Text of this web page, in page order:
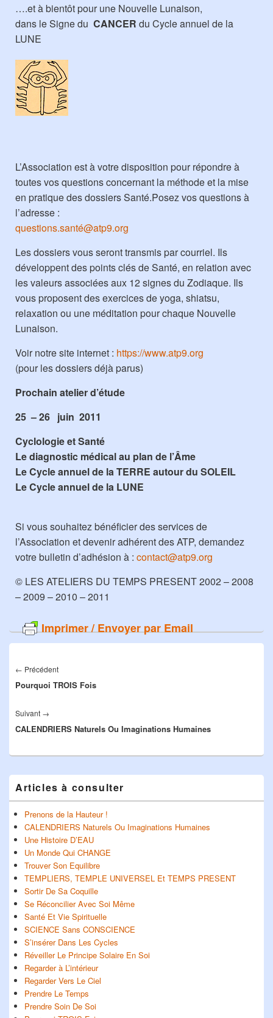
….et à bientôt pour une Nouvelle Lunaison,
dans le Signe du CANCER du Cycle annuel de la
LUNE
L’Association est à votre disposition pour répondre à
toutes vos questions concernant la méthode et la mise
en pratique des dossiers Santé.Posez vos questions à
l’adresse :
questions.santé@atp9.org
Les dossiers vous seront transmis par courriel. Ils
développent des points clés de Santé, en relation avec
les valeurs associées aux 12 signes du Zodiaque. Ils
vous proposent des exercices de yoga, shiatsu,
relaxation ou une méditation pour chaque Nouvelle
Lunaison.
Voir notre site internet : https://www.atp9.org
(pour les dossiers déjà parus)
Prochain atelier d’étude
25 – 26 juin 2011
Cyclologie et Santé
Le diagnostic médical au plan de l’Âme
Le Cycle annuel de la TERRE autour du SOLEIL
Le Cycle annuel de la LUNE
Si vous souhaitez bénéficier des services de
l’Association et devenir adhérent des ATP, demandez
votre bulletin d’adhésion à : contact@atp9.org
© LES ATELIERS DU TEMPS PRESENT 2002 – 2008
– 2009 – 2010 – 2011
Imprimer / Envoyer par Email
de
l’article
← Précédent
précédent :
Pourquoi TROIS Fois
Suivant →
suivant :
CALENDRIERS Naturels Ou Imaginations Humaines
Zone
principale
de
widget
pour
barre
latérale
Articles à consulter
Prenons de la Hauteur !
CALENDRIERS Naturels Ou Imaginations Humaines
Une Histoire D’EAU
Un Monde Qui CHANGE
Trouver Son Equilibre
TEMPLIERS, TEMPLE UNIVERSEL Et TEMPS PRESENT
Sortir De Sa Coquille
Se Réconcilier Avec Soi Même
Santé Et Vie Spirituelle
SCIENCE Sans CONSCIENCE
S’insérer Dans Les Cycles
Réveiller Le Principe Solaire En Soi
Regarder à L’intérieur
Regarder Vers Le Ciel
Prendre Le Temps
Prendre Soin De Soi